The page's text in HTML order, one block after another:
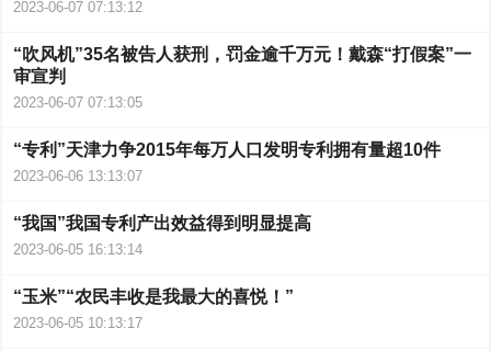
2023-06-07 07:13:12
“吹风机”35名被告人获刑，罚金逾千万元！戴森“打假案”一
审宣判
2023-06-07 07:13:05
“专利”天津力争2015年每万人口发明专利拥有量超10件
2023-06-06 13:13:07
“我国”我国专利产出效益得到明显提高
2023-06-05 16:13:14
“玉米”“农民丰收是我最大的喜悦！”
2023-06-05 10:13:17